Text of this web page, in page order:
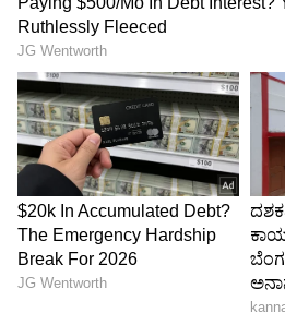
ದಂಪತಿಗೆ ಗಿನೆವ್ರಾ ಎಂಬ ಪುತ್ರಿ
ಪ್ರಧಾನಿಯಾಗಿದ್ದರೂ ಕುಟುಂಬ
ಹೇಗೆ ಬ್ಯಾಲೆನ್ಸ್ ಮಾಡಿದರು ಎಂಬ
ಬಾರಿ ಸಾರ್ವಜನಿಕವಾಗಿ
6